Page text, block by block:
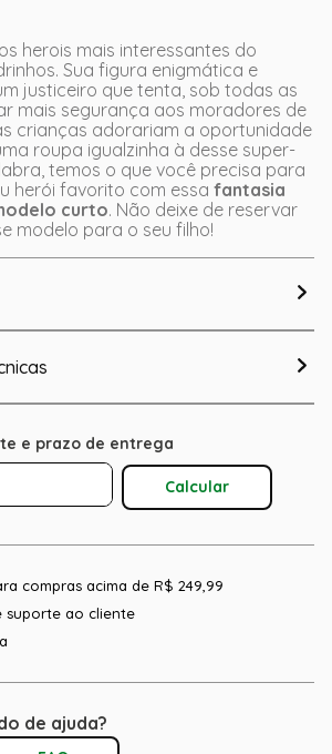
herois mais interessantes do
Sua figura enigmática e
justiceiro que tenta, sob todas as
mais segurança aos moradores de
crianças adorariam a oportunidade
roupa igualzinha à desse super-
temos o que você precisa para
herói favorito com essa fantasia
curto. Não deixe de reservar
modelo para o seu filho!
compras acima de R$ 249,99
suporte ao cliente
de ajuda?